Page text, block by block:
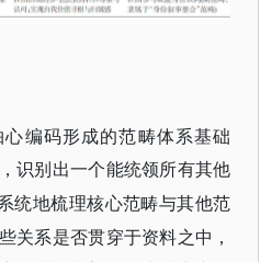
编码形成的范畴体系基础
识别出一个能统领所有其他
统地梳理核心范畴与其他范
关系是否贯穿于资料之中，